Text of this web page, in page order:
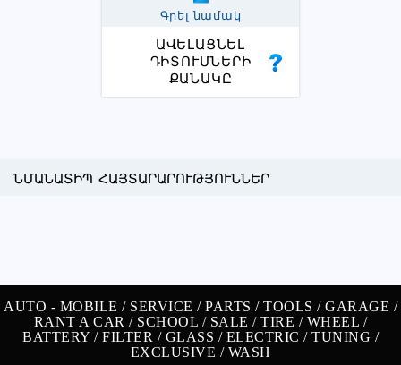
Գրել նամակ
ԱՎԵԼԱՑՆԵԼ
ԴԻՏՈՒՄՆԵՐԻ
ՔԱՆԱԿԸ
ՆՄԱՆԱՏԻՊ ՀԱՅՏԱՐԱՐՈՒԹՅՈՒՆՆԵՐ
AUTO - MOBILE / SERVICE / PARTS / TOOLS / GARAGE /
RANT A CAR / SCHOOL / SALE /TIRE / WHEEL /
BATTERY / FILTER / GLASS / ELECTRIC / TUNING /
EXCLUSIVE / WASH